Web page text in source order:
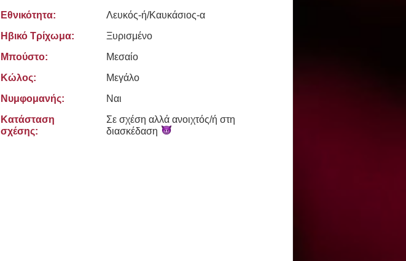
Εθνικότητα:
Λευκός-ή/Καυκάσιος-α
Ηβικό Τρίχωμα:
Ξυρισμένο
Μπούστο:
Μεσαίο
Κώλος:
Μεγάλο
Νυμφομανής:
Ναι
Κατάσταση
σχέσης:
Σε σχέση αλλά ανοιχτός/​ή στη
διασκέδαση